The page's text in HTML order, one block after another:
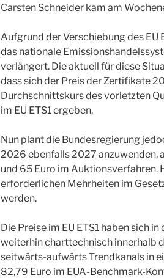
Carsten Schneider kam am
Aufgrund der Verschiebung des EU
das nationale
verlängert. Die aktuell für diese
dass sich der Preis der Zertifikate
Durchschnittskurs des vorletzten
im EU ETS1 ergeben.
Nun plant die Bundesregierung
2026 ebenfalls 2027 anzuwenden,
und 65 Euro im Auktionsverfahren.
erforderlichen Mehrheiten im
werden.
Die Preise im EU ETS1 haben sich
weiterhin charttechnisch innerhalb
seitwärts-aufwärts Trendkanals in
82,79 Euro im EUA-Benchmark-